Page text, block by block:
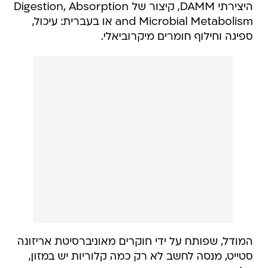
היצירתי DAMM, קיצור של Digestion, Absorption
and Microbial Metabolism או בעברית: עיכול,
ספיגה וחילוף חומרים מיקרוביאלי.
המודל, שפותח על ידי חוקרים מאוניברסיטת אריזונה
סטייט, מנסה לחשב לא רק כמה קלוריות יש במזון,